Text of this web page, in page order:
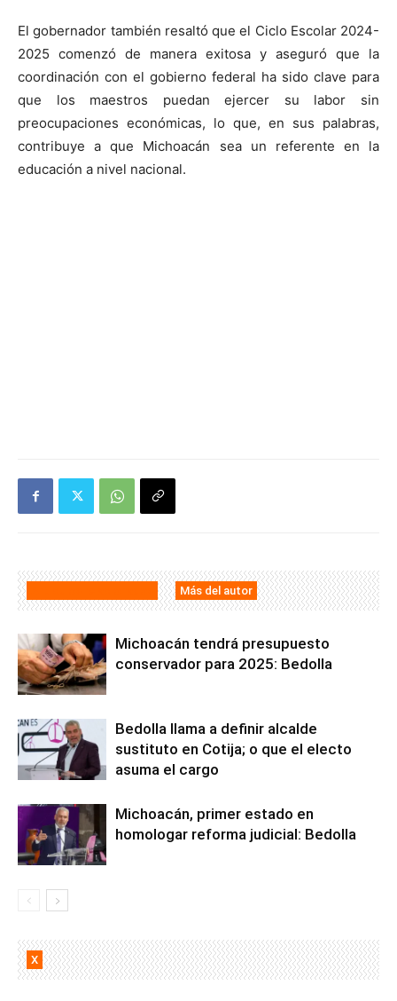
El gobernador también resaltó que el Ciclo Escolar 2024-
2025 comenzó de manera exitosa y aseguró que la
coordinación con el gobierno federal ha sido clave para
que los maestros puedan ejercer su labor sin
preocupaciones económicas, lo que, en sus palabras,
contribuye a que Michoacán sea un referente en la
educación a nivel nacional.
Más del autor
Michoacán tendrá presupuesto
conservador para 2025: Bedolla
Bedolla llama a definir alcalde
sustituto en Cotija; o que el electo
asuma el cargo
Michoacán, primer estado en
homologar reforma judicial: Bedolla
X